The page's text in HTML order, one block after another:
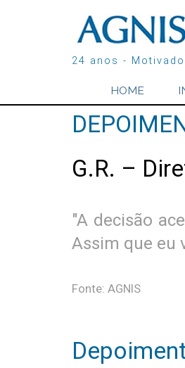
24 anos -
HOME
G.R. –
"A decisão
Assim que eu
Fonte: AGNIS